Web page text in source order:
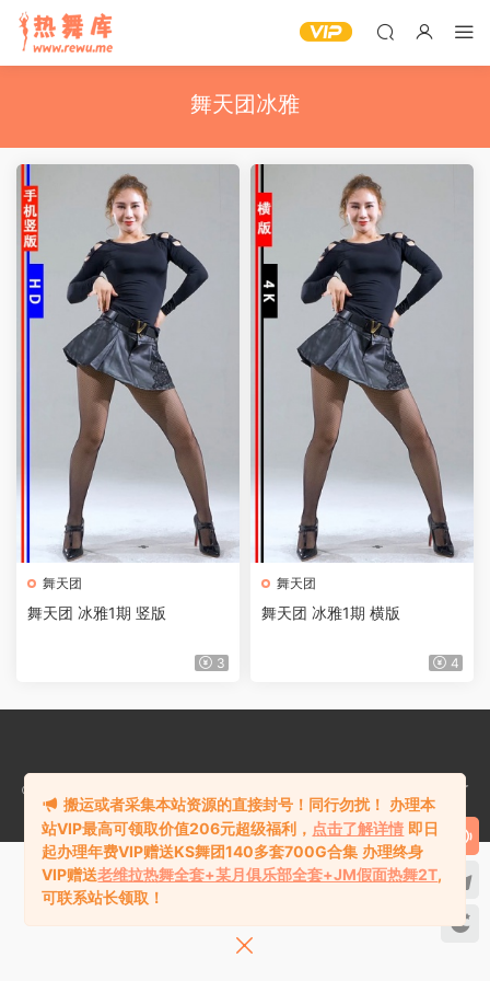
舞天团冰雅
舞天团
舞天团 冰雅1期 竖版
3
舞天团
舞天团 冰雅1期 横版
4
©2018-2024
版权所有站内资源均收集于网络，若侵犯了
您的合法权益，请联系站长删除！
搬运或者采集本站资源的直接封号！同行勿扰！ 办理本
站VIP最高可领取价值206元超级福利， 点击了解详情 即日
起办理年费VIP赠送KS舞团140多套700G合集 办理终身
VIP赠送老维拉热舞全套+某月俱乐部全套+JM假面热舞2T,
可联系站长领取！